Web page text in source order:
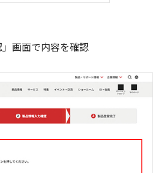
画面で内容を確認